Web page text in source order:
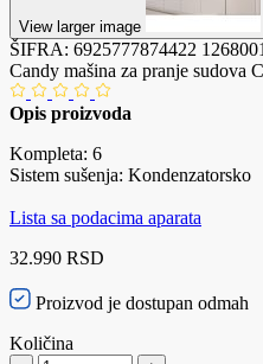
View larger image
ŠIFRA: 6925777874422 1268001
Candy mašina za pranje sudova
Opis proizvoda
Kompleta: 6
Sistem sušenja: Kondenzatorsko
Lista sa podacima aparata
32.990 RSD
Proizvod je dostupan odmah
Količina